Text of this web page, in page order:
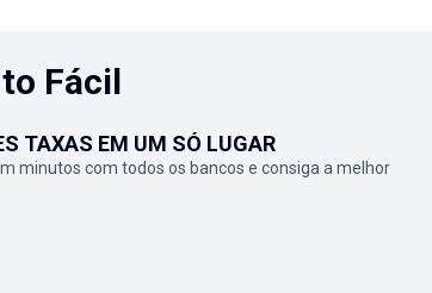
Fácil
TAXAS EM UM SÓ LUGAR
minutos com todos os bancos e consiga a melhor